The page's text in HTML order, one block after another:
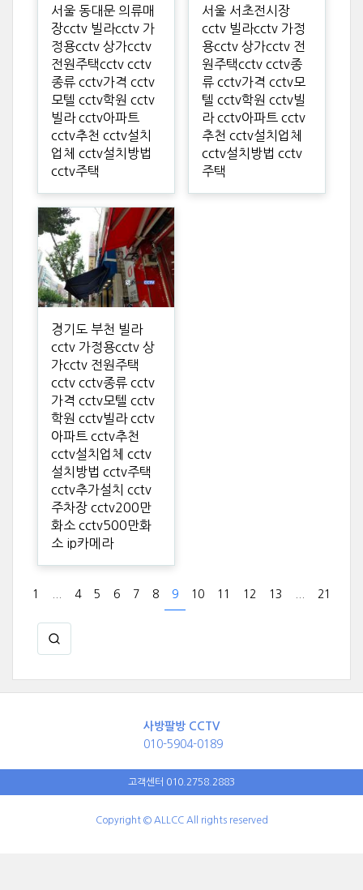
서울 동대문 의류매
장cctv 빌라cctv 가
정용cctv 상가cctv
전원주택cctv cctv
종류 cctv가격 cctv
모텔 cctv학원 cctv
빌라 cctv아파트
cctv추천 cctv설치
업체 cctv설치방법
cctv주택
서울 서초전시장
cctv 빌라cctv 가정
용cctv 상가cctv 전
원주택cctv cctv종
류 cctv가격 cctv모
텔 cctv학원 cctv빌
라 cctv아파트 cctv
추천 cctv설치업체
cctv설치방법 cctv
주택
경기도 부천 빌라
cctv 가정용cctv 상
가cctv 전원주택
cctv cctv종류 cctv
가격 cctv모텔 cctv
학원 cctv빌라 cctv
아파트 cctv추천
cctv설치업체 cctv
설치방법 cctv주택
cctv추가설치 cctv
주차장 cctv200만
화소 cctv500만화
소 ip카메라
1 4 5 6 7 8 9 10 11 12 13 21
사방팔방 CCTV
010-5904-0189
고객센터 010.2758.2883
Copyright © ALLCC All rights reserved